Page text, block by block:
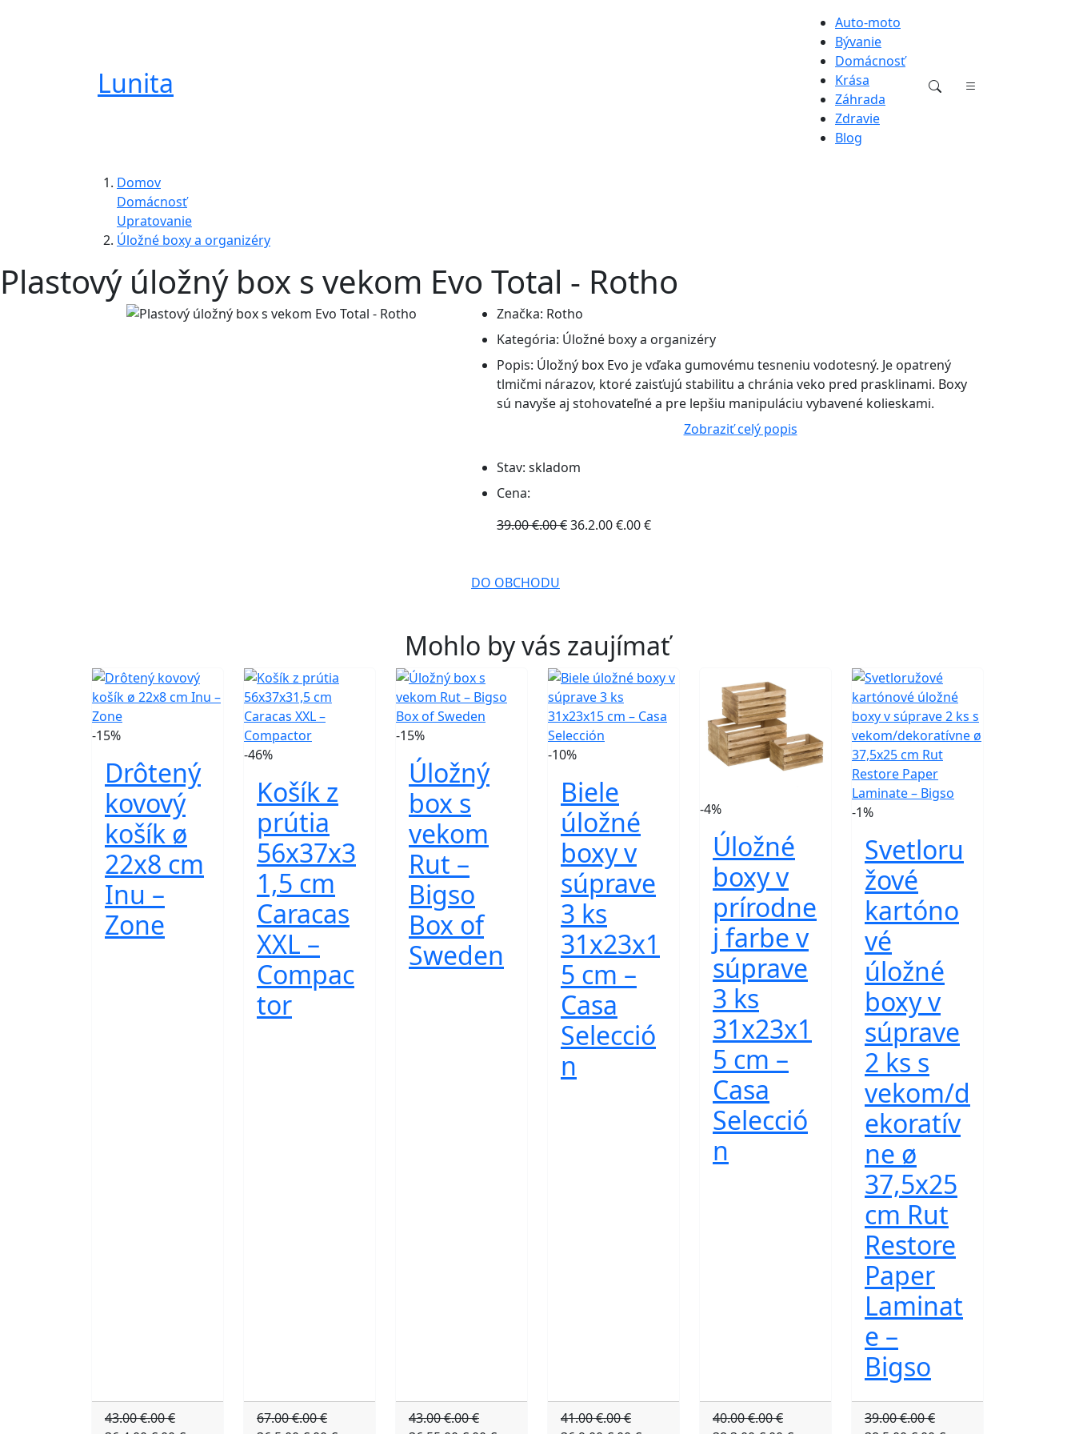
Lunita
Auto-moto
Bývanie
Domácnosť
Krása
Záhrada
Zdravie
Blog
Domov
Domácnosť
Upratovanie
Úložné boxy a organizéry
Plastový úložný box s vekom Evo Total - Rotho
Značka: Rotho
Kategória: Úložné boxy a organizéry
Popis: Úložný box Evo je vďaka gumovému tesneniu vodotesný. Je opatrený
tlmičmi nárazov, ktoré zaisťujú stabilitu a chránia veko pred prasklinami. Boxy
sú navyše aj stohovateľné a pre lepšiu manipuláciu vybavené kolieskami.
Zobraziť celý popis
Stav: skladom
Cena:
39.00 €.00 €36.2.00 €.00 €
DO OBCHODU
Mohlo by vás zaujímať
-15%
Drôtený
kovový
košík ø
22x8 cm
Inu –
Zone
43.00 €.00 €
-46%
Košík z
prútia
56x37x3
1,5 cm
Caracas
XXL –
Compac
tor
67.00 €.00 €
-15%
Úložný
box s
vekom
Rut –
Bigso
Box of
Sweden
43.00 €.00 €
-10%
Biele
úložné
boxy v
súprave
3 ks
31x23x1
5 cm –
Casa
Selecció
n
41.00 €.00 €
-4%
Úložné
boxy v
prírodne
j farbe v
súprave
3 ks
31x23x1
5 cm –
Casa
Selecció
n
40.00 €.00 €
-1%
Svetloru
žové
kartóno
vé
úložné
boxy v
súprave
2 ks s
vekom/d
ekoratív
ne ø
37,5x25
cm Rut
Restore
Paper
Laminat
e –
Bigso
39.00 €.00 €